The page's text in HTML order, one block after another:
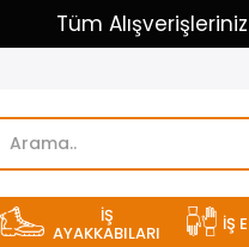
Tüm
İŞ
AYAKKABILARI İŞ